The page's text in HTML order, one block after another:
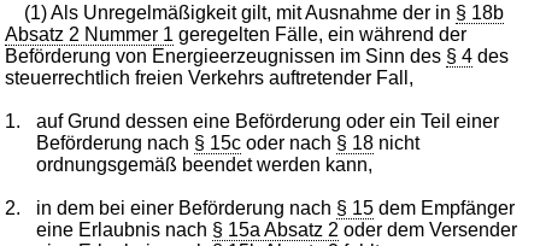
Kapitel 2 Bestimmungen für Energieerzeugnisse außer
Kohle und Erdgas
Abschnitt 2 Verbringen von Energieerzeugnissen des
steuerrechtlich freien Verkehrs aus anderen, in andere
(1) Als Unregelmäßigkeit gilt, mit Ausnahme der in § 18b
Absatz 2 Nummer 1 geregelten Fälle, ein während der
Beförderung von Energieerzeugnissen im Sinn des § 4 des
steuerrechtlich freien Verkehrs auftretender Fall,
1.
auf Grund dessen eine Beförderung oder ein Teil einer
Beförderung nach § 15c oder nach § 18 nicht
ordnungsgemäß beendet werden kann,
2. in dem bei einer Beförderung nach § 15 dem Empfänger
eine Erlaubnis nach § 15a Absatz 2 oder dem Versender